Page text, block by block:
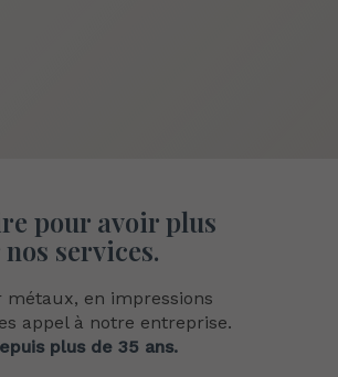
pour avoir plus
services.
métaux, en impressions
appel à notre entreprise.
plus de 35 ans.